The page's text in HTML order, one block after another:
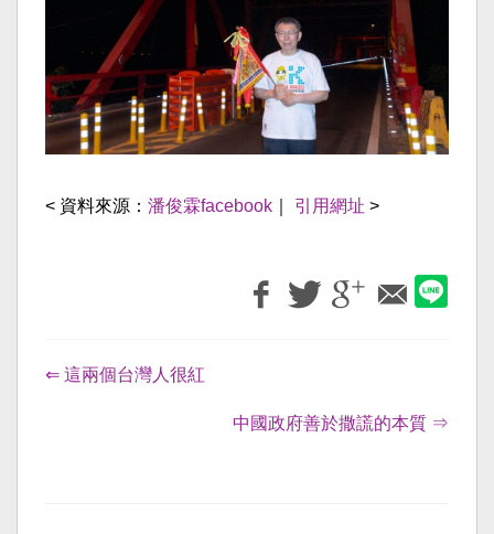
< 資料來源： 潘俊霖facebook 引用網址 >
⇐ 這兩個台灣人很紅
中國政府善於撒謊的本質 ⇒